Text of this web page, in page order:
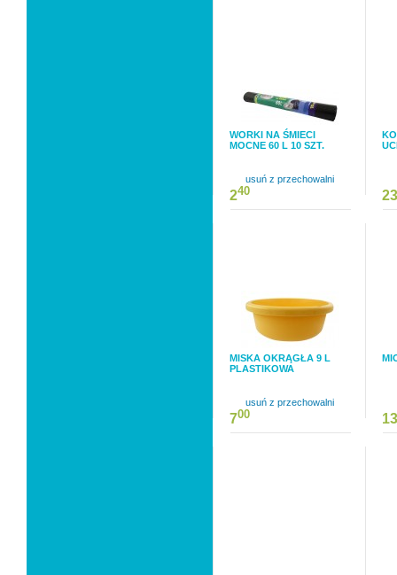
WORKI NA ŚMIECI
MOCNE 60 L 10 SZT.
usuń z przechowalni
240 23
MISKA OKRĄGŁA 9 L
PLASTIKOWA
usuń z przechowalni
700 13